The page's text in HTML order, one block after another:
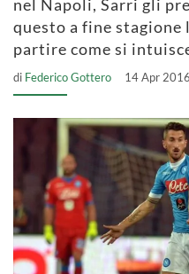
nel Napoli, Sarri gli
questo a fine stagione
partire come si
di Federico Gottero 14 Apr